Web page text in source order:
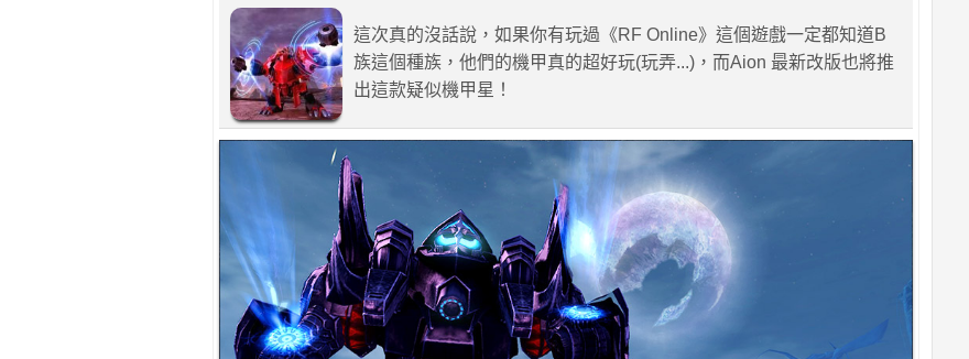
這次真的沒話說，如果你有玩過《RF Online》這個遊戲一定都知道B
族這個種族，他們的機甲真的超好玩(玩弄...)，而Aion 最新改版也將推
出這款疑似機甲星！